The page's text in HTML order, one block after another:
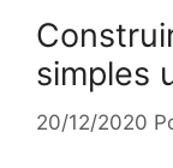
simples
20/12/2020